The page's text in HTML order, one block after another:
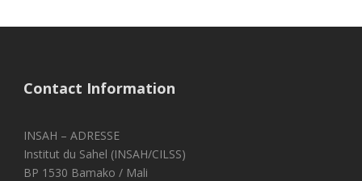
Contact Information
INSAH – ADRESSE
Institut du Sahel (INSAH/CILSS)
BP 1530 Bamako / Mali